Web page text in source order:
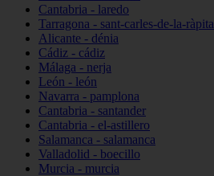
Cantabria - laredo
Tarragona - sant-carles-de-la-ràpita
Alicante - dénia
Cádiz - cádiz
Málaga - nerja
León - león
Navarra - pamplona
Cantabria - santander
Cantabria - el-astillero
Salamanca - salamanca
Valladolid - boecillo
Murcia - murcia